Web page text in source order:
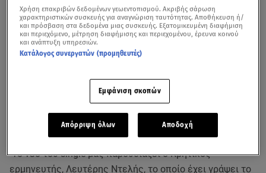
Το νέο του single μας παρουσιάζει ο Κρητικός
ερμηνευτής, Λευτέρης Ντελής, το οποίο έχει γράψει το
Χρήση επακριβών δεδομένων γεωεντοπισμού. Ακριβής σάρωση
χαρακτηριστικών συσκευής για αναγνώριση ταυτότητας. Αποθήκευση ή/
και πρόσβαση στα δεδομένα μιας συσκευής. Εξατομικευμένη διαφήμιση
και περιεχόμενο, μέτρηση διαφήμισης και περιεχομένου, έρευνα κοινού
και ανάπτυξη υπηρεσιών.
Κατάλογος συνεργατών (προμηθευτές)
Εμφάνιση σκοπών
Απόρριψη όλων Αποδοχή